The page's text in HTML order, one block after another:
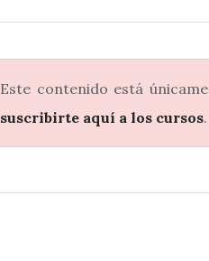
Este contenido está
suscribirte aquí a los cursos.